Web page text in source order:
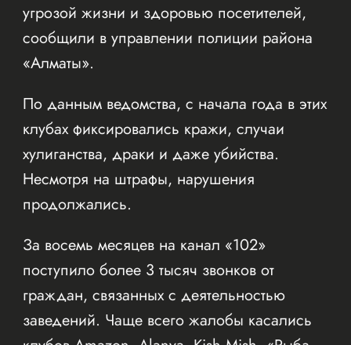
угрозой жизни и здоровью посетителей,
сообщили в управлении полиции района
«Алматы».
По данным ведомства, с начала года в этих
клубах фиксировались кражи, случаи
хулиганства, драки и даже убийства.
Несмотря на штрафы, нарушения
продолжались.
За восемь месяцев на канал «102»
поступило более 3 тысяч звонков от
граждан, связанных с деятельностью
заведений. Чаще всего жалобы касались